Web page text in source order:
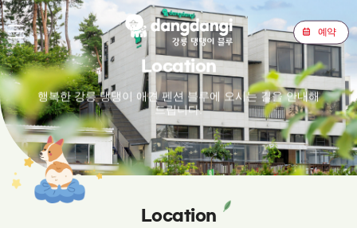
예약
Location
행복한 강릉 댕댕이 애견 펜션 블루에 오시는 길을 안내해
드립니다.
Location